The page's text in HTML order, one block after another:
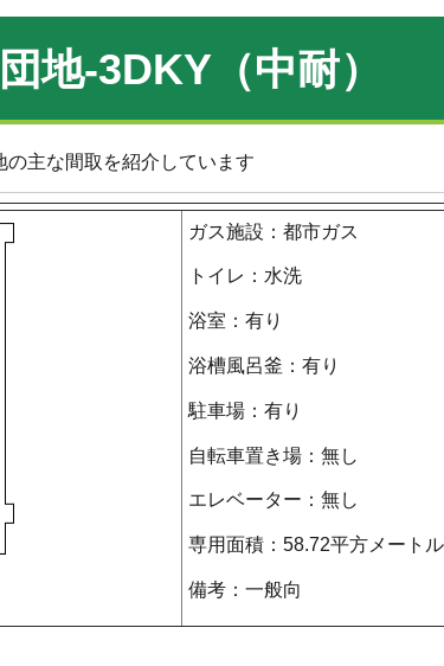
地-3DKY（中耐）
の主な間取を紹介しています
ガス施設：都市ガス
トイレ：水洗
浴室：有り
浴槽風呂釜：有り
駐車場：有り
自転車置き場：無し
エレベーター：無し
専用面積：58.72平方メートル
備考：一般向